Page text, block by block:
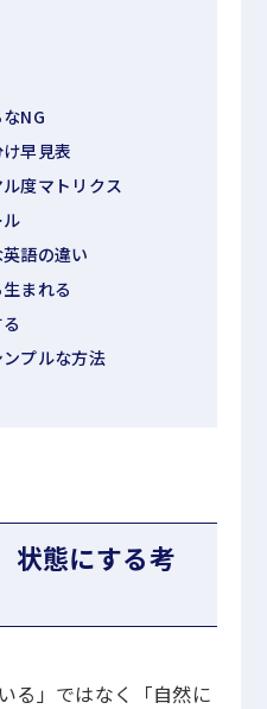
NG
早見表
度マトリクス
語の違い
まれる
プルな方法
状態にする考
る」ではなく「自然に